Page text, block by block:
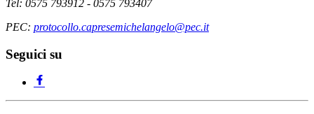
Tel: 0575 793912 - 0575 793407
PEC: protocollo.capresemichelangelo@pec.it
Seguici su